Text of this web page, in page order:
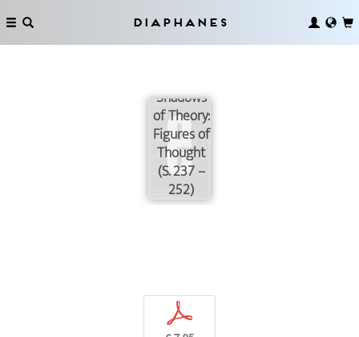
Diaphanes
Shadows
of Theory:
Figures of
Thought
(S. 237 –
252)
p